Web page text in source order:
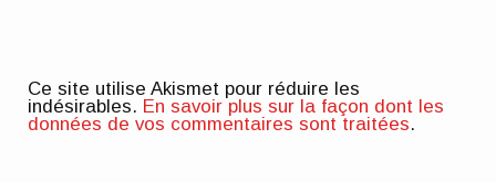
Ce site utilise Akismet pour réduire les
indésirables. En savoir plus sur la façon dont les
données de vos commentaires sont traitées.